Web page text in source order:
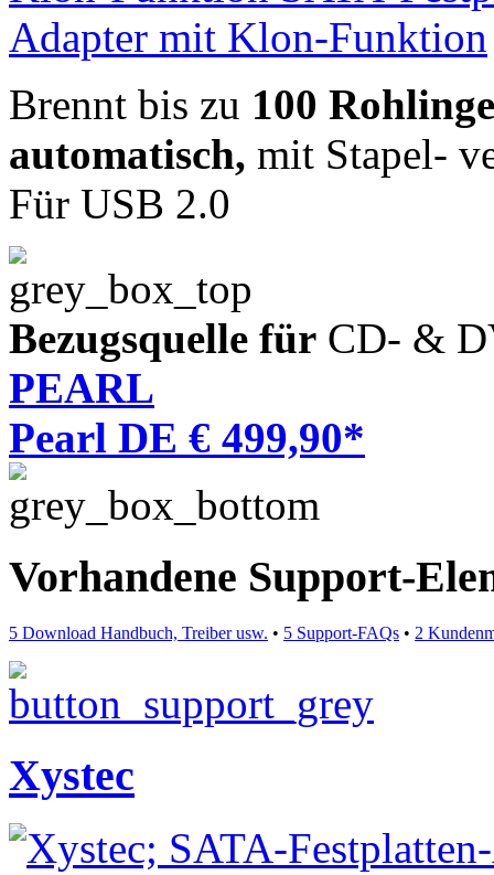
Brennt bis zu 100 Rohlinge
automatisch, mit Stapel-
Für USB 2.0
Bezugsquelle für CD- &
PEARL
Pearl DE € 499,90*
Vorhandene Support-
5 Download Handbuch, Treiber usw. • 5 Support-FAQs • 2
Xystec